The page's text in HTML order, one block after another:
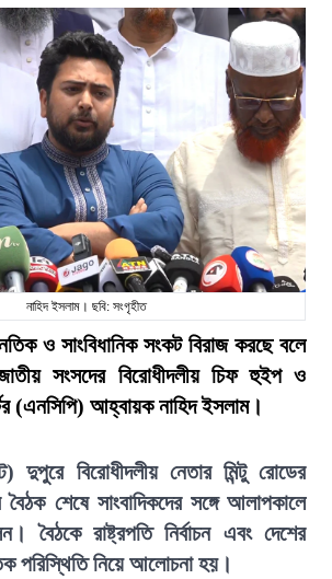
নাহিদ ইসলাম। ছবি: সংগৃহীত
ও সাংবিধানিক সংকট বিরাজ করছে বলে
সংসদের বিরোধীদলীয় চিফ হুইপ ও
(এনসিপি) আহ্বায়ক নাহিদ ইসলাম।
বিরোধীদলীয় নেতার মিন্টু রোডের
শেষে সাংবাদিকদের সঙ্গে আলাপকালে
বৈঠকে রাষ্ট্রপতি নির্বাচন এবং দেশের
পরিস্থিতি নিয়ে আলোচনা হয়।